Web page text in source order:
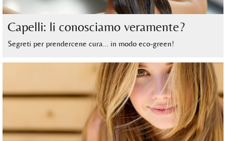
Capelli: li conosciamo veramente?
Segreti per prendercene cura… in modo eco-green!